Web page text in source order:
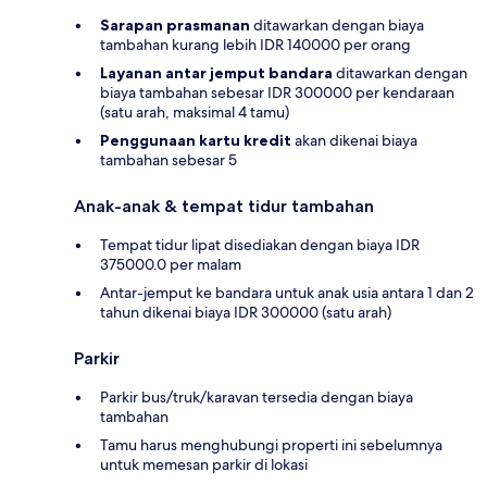
Sarapan prasmanan ditawarkan dengan biaya
tambahan kurang lebih IDR 140000 per orang
Layanan antar jemput bandara ditawarkan dengan
biaya tambahan sebesar IDR 300000 per kendaraan
(satu arah, maksimal 4 tamu)
Penggunaan kartu kredit akan dikenai biaya
tambahan sebesar 5
Anak-anak & tempat tidur tambahan
Tempat tidur lipat disediakan dengan biaya IDR
375000.0 per malam
Antar-jemput ke bandara untuk anak usia antara 1 dan 2
tahun dikenai biaya IDR 300000 (satu arah)
Parkir
Parkir bus/truk/karavan tersedia dengan biaya
tambahan
Tamu harus menghubungi properti ini sebelumnya
untuk memesan parkir di lokasi